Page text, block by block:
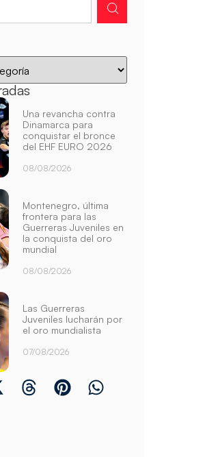
Una revancha contra
Dinamarca para
conquistar el bronce
del EHF EURO 2026
08/08/2026
Montenegro, última
frontera para las
Guerreras Juveniles en
la conquista del oro
mundial
08/08/2026
Las Guerreras
Juveniles lucharán por
el oro mundialista
07/08/2026